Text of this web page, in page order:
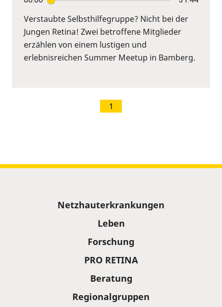
Verstaubte Selbsthilfegruppe? Nicht bei der
Jungen Retina! Zwei betroffene Mitglieder
erzählen von einem lustigen und
erlebnisreichen Summer Meetup in Bamberg.
1
Netzhauterkrankungen
Leben
Forschung
PRO RETINA
Beratung
Regionalgruppen